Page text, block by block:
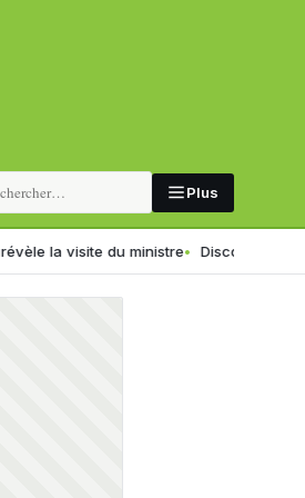
Plus
du ministre Discours de haine ciblant